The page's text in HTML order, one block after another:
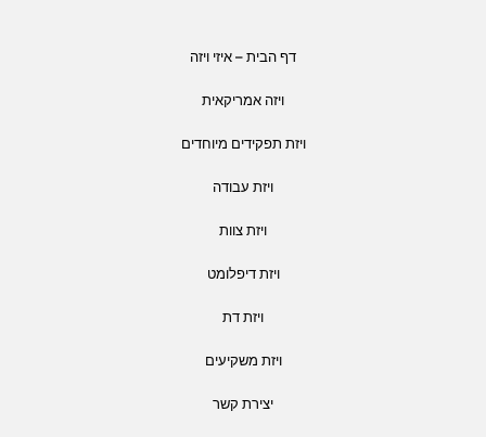
דף הבית – איזי ויזה
ויזה אמריקאית
ויזת תפקידים מיוחדים
ויזת עבודה
ויזת צוות
ויזת דיפלומט
ויזת דת
ויזת משקיעים
יצירת קשר